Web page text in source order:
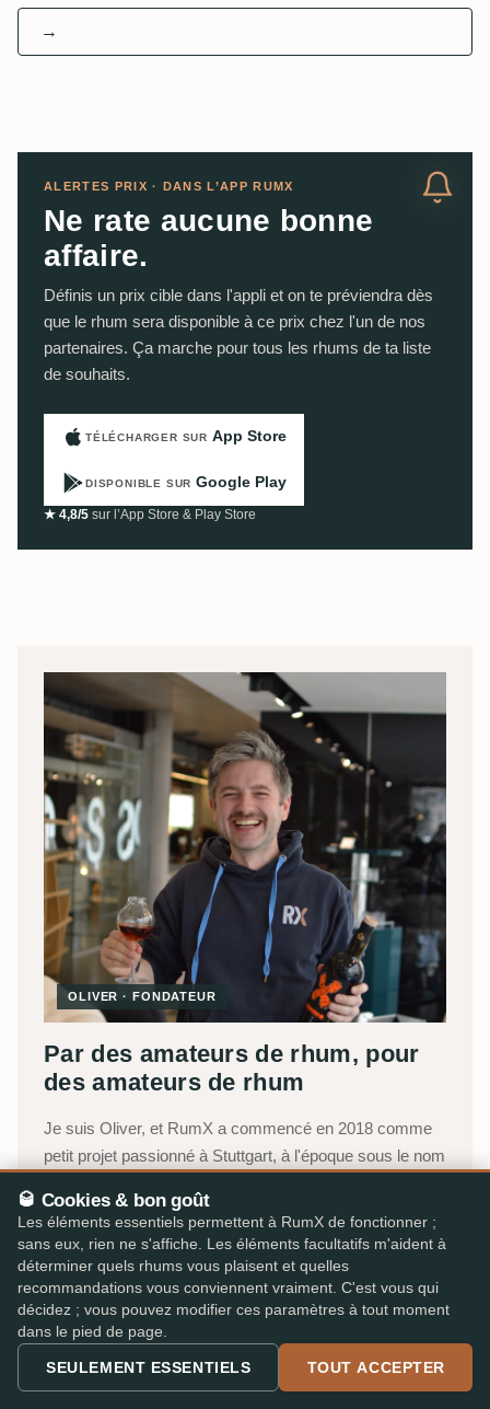
→
ALERTES PRIX · DANS L’APP RUMX
Ne rate aucune bonne
affaire.
Définis un prix cible dans l'appli et on te préviendra dès
que le rhum sera disponible à ce prix chez l'un de nos
partenaires. Ça marche pour tous les rhums de ta liste
de souhaits.
TÉLÉCHARGER SUR App Store
DISPONIBLE SUR Google Play
★ 4,8/5 sur l’App Store & Play Store
OLIVER · FONDATEUR
Par des amateurs de rhum, pour
des amateurs de rhum
Je suis Oliver, et RumX a commencé en 2018 comme
petit projet passionné à Stuttgart, à l'époque sous le nom
Ce qui a commencé comme mon carnet de dégustation
numérique est aujourd'hui la plateforme la plus complète
au monde pour les amateurs de rhum, portée aujourd'hui
par une petite équipe avec Jakob, Lukas et Katharina,
Robert nous épaulant en freelance. Nous combinons
l'intelligence collective de notre communauté avec une
marketplace intégrée, pour choisir en toute confiance,
🥃 Cookies & bon goût
Les éléments essentiels permettent à RumX de fonctionner ;
sans eux, rien ne s'affiche. Les éléments facultatifs m'aident à
déterminer quels rhums vous plaisent et quelles
recommandations vous conviennent vraiment. C'est vous qui
décidez ; vous pouvez modifier ces paramètres à tout moment
dans le pied de page.
SEULEMENT ESSENTIELS TOUT ACCEPTER